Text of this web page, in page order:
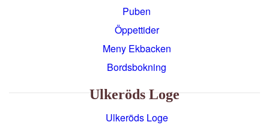
Puben
Öppettider
Meny Ekbacken
Bordsbokning
Ulkeröds Loge
Ulkeröds Loge